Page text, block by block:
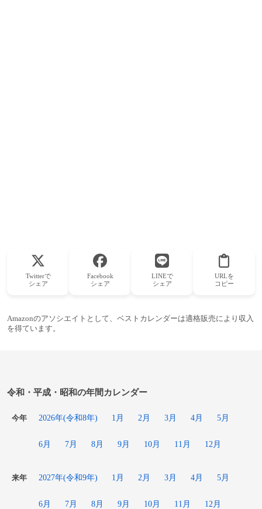
Twitterで
シェア
Facebook
シェア
LINEで
シェア
URLを
コピー
Amazonのアソシエイトとして、ベストカレンダーは適格販売により収入
を得ています。
令和・平成・昭和の年間カレンダー
今年 2026年(令和8年) 1月 2月 3月 4月 5月
6月 7月 8月 9月 10月 11月 12月
来年 2027年(令和9年) 1月 2月 3月 4月 5月
6月 7月 8月 9月 10月 11月 12月